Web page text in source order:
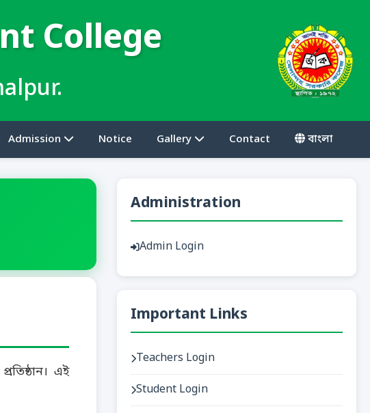
College
Admission Notice Gallery Contact বাংলা
এই
Administration
Admin Login
Important Links
Teachers Login
Student Login